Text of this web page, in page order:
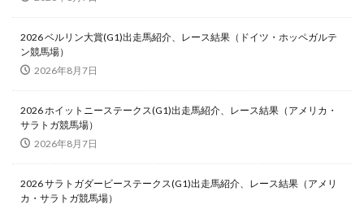
2026 ベルリン大賞(G1)出走馬紹介、レース結果（ドイツ・ホッペガルテ
ン競馬場）
2026年8月7日
2026 ホイットニーステークス(G1)出走馬紹介、レース結果（アメリカ・
サラトガ競馬場）
2026年8月7日
2026 サラトガダービーステークス(G1)出走馬紹介、レース結果（アメリ
カ・サラトガ競馬場）